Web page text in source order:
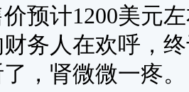
预计1200美元
务人在欢呼，
，肾微微一疼